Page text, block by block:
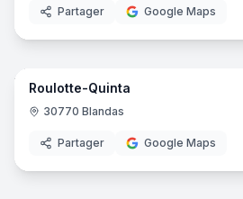
Partager Google Maps
Roulotte-Quinta
30770 Blandas
Partager Google Maps